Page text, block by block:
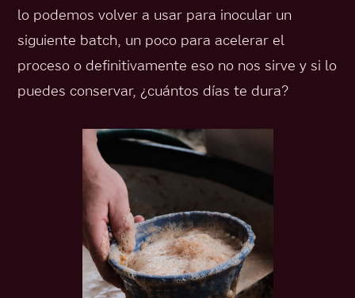
lo podemos volver a usar para inocular un
siguiente batch, un poco para acelerar el
proceso o definitivamente eso no nos sirve y si lo
puedes conservar, ¿cuántos días te dura?